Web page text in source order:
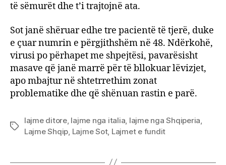
kanë
të sëmurët dhe t’i trajtojnë ata.
Sot janë shëruar edhe tre pacientë të tjerë, duke
e çuar numrin e përgjithshëm në 48. Ndërkohë,
virusi po përhapet me shpejtësi, pavarësisht
masave që janë marrë për të bllokuar lëvizjet,
apo mbajtur në shtetrrethim zonat
problematike dhe që shënuan rastin e parë.
Tags
lajme ditore, lajme nga italia lajme nga Shqiperia
Lajme Shqip Lajme Sot, Lajmet e fundit